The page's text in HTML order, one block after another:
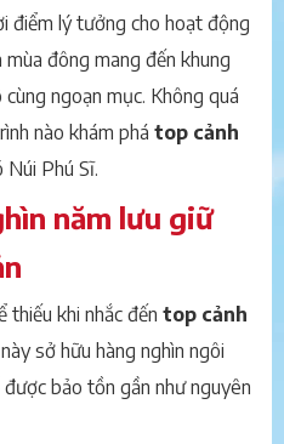
điểm lý tưởng cho hoạt động
đông mang đến khung
ngoạn mục. Không quá
nào khám phá top cảnh
Núi Phú Sĩ.
năm lưu giữ
thiếu khi nhắc đến top cảnh
sở hữu hàng nghìn ngôi
bảo tồn gần như nguyên